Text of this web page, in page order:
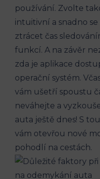
používání. Zvolte
intuitivní a snadno
ztrácet čas
funkcí. A na závěr
zda je aplikace
operační systém.
vám ušetří spoustu
neváhejte a
auta ještě dnes! S
vám otevřou nové
pohodlí na cestách.